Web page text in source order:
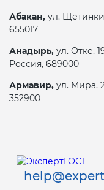
Абакан, ул.
655017
Анадырь, ул. Отке,
Россия, 689000
Армавир, ул. Мира,
352900